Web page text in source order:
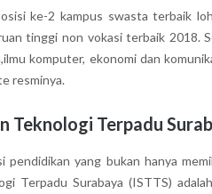
ke-2 kampus swasta terbaik
tinggi non vokasi terbaik 2018.
komputer, ekonomi dan
resminya.
Teknologi Terpadu
pendidikan yang bukan hanya
Terpadu Surabaya (ISTTS)